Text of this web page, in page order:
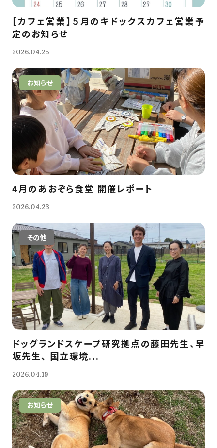
【カフェ営業】５月のキドックスカフェ営業予
定のお知らせ
2026.04.25
お知らせ
4月のあおぞら食堂 開催レポート
2026.04.23
その他
ドッグランドスケープ研究拠点の藤田先生、早
坂先生、 国立環境...
2026.04.19
お知らせ